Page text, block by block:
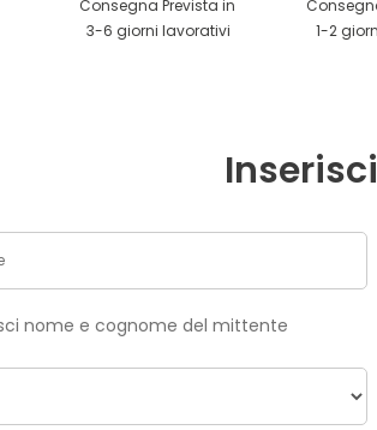
Consegna Prevista in
3-6 giorni lavorativi
1-2
Inserisci nome e cognome del mittente